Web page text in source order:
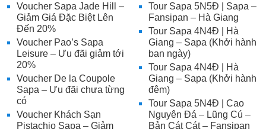
Tour Sapa 5N5Đ | Sapa –
Fansipan – Hà Giang
Tour Sapa 4N4Đ | Hà
Giang – Sapa (Khởi hành
ban ngày)
Tour Sapa 4N4Đ | Hà
Giang – Sapa (Khởi hành
đêm)
Tour Sapa 5N4Đ | Cao
Nguyên Đá – Lũng Cú –
Bản Cát Cát – Fansipan
Voucher Sapa Jade Hill –
Giảm Giá Đặc Biệt Lên
Đến 20%
Voucher Pao’s Sapa
Leisure – Ưu đãi giảm tới
20%
Voucher De la Coupole
Sapa – Ưu đãi chưa từng
có
Voucher Khách Sạn
Pistachio Sapa – Giảm